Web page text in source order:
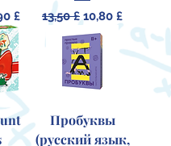
со скидкой
£ Обычная цена
13,50 £ Цена со
10,80 £
Пробуквы
(русский язык,